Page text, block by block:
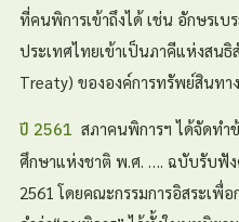
ที่คนพิการเข้าถึงได้ เช่น อักษรเบ
ประเทศไทยเข้าเป็นภาคีแห่งสนธิ
Treaty) ขององค์การทรัพย์สินทา
ปี 2561 สภาคนพิการฯ ได้จัดทำ
ศึกษาแห่งชาติ พ.ศ. …. ฉบับรับฟั
2561 โดยคณะกรรมการอิสระเพื่